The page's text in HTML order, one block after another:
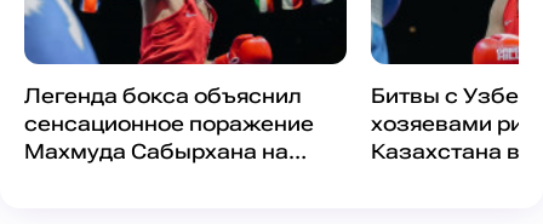
Легенда бокса объяснил
сенсационное поражение
Махмуда Сабырхана на
Битвы с
хозяевами
Казахстана